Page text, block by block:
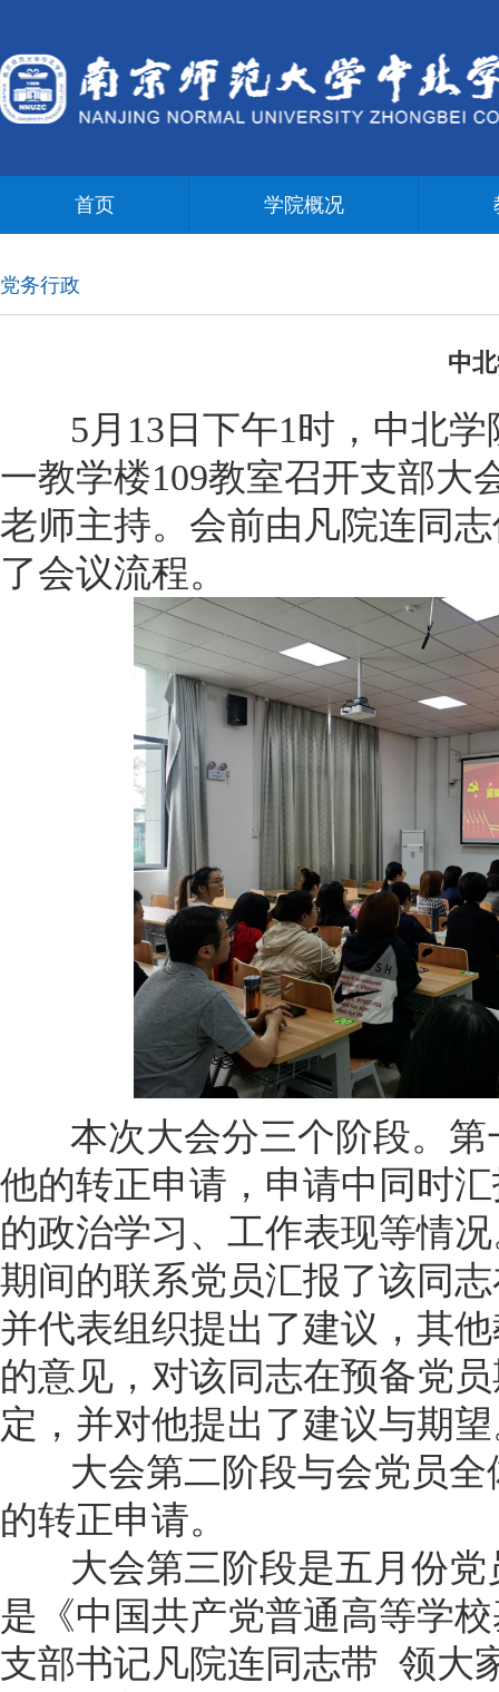
首页 学院概况
党务行政
中
5月13日下午1时，中北学
一教学楼109教室召开支部大
老师主持。会前由凡院连同
了会议流程。
本次大会分三个阶段。第
他的转正申请，申请中同时
的政治学习、工作表现等情
期间的联系党员汇报了该同
并代表组织提出了建议，其
的意见，对该同志在预备党
定，并对他提出了建议与期
大会第二阶段与会党员全
的转正申请。
大会第三阶段是五月份党
是《中国共产党普通高等学
支部书记凡院连同志带 领大